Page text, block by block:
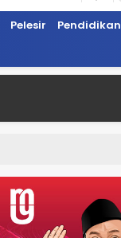
Pelesir Pendidikan